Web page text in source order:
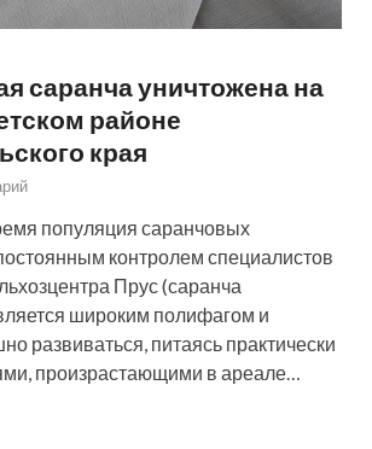
саранча уничтожена на
районе
края
популяция саранчовых
контролем специалистов
Прус (саранча
широким полифагом и
развиваться, питаясь практически
произрастающими в ареале…